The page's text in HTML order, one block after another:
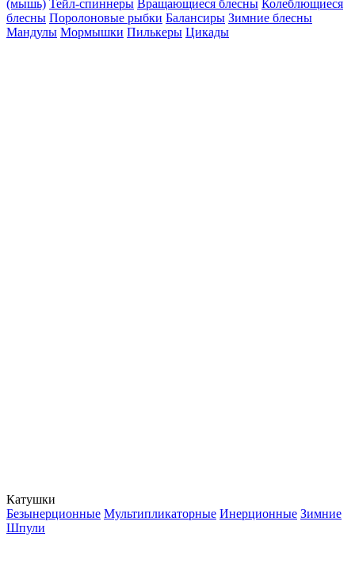
(мышь) Тейл-спиннеры Вращающиеся блесны Колеблющиеся
блесны Поролоновые рыбки Балансиры Зимние блесны
Мандулы Мормышки Пилькеры Цикады
Катушки
Безынерционные Мультипликаторные Инерционные Зимние
Шпули